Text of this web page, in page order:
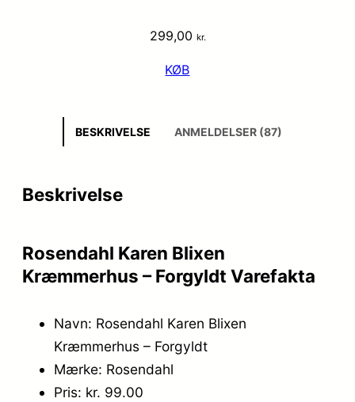
299,00 kr.
KØB
BESKRIVELSE ANMELDELSER (87)
Beskrivelse
Rosendahl Karen Blixen
Kræmmerhus – Forgyldt Varefakta
Navn: Rosendahl Karen Blixen
Kræmmerhus – Forgyldt
Mærke: Rosendahl
Pris: kr. 99.00